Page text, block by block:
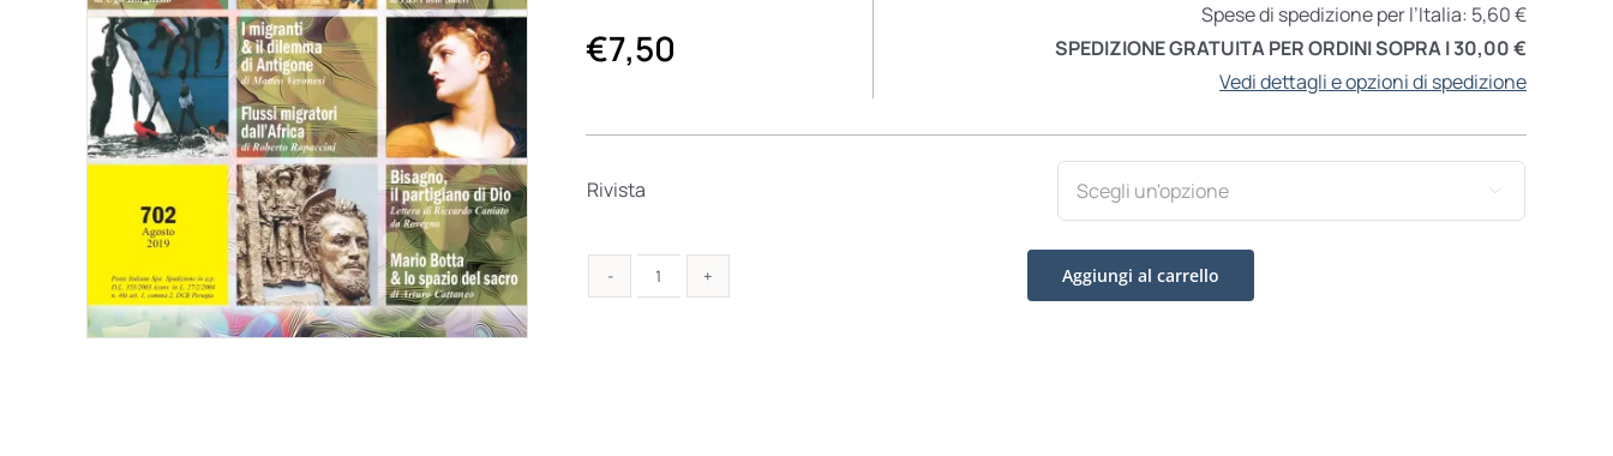
€7,50
Spese di spedizione per l’Italia: 5,60 €
SPEDIZIONE GRATUITA PER ORDINI SOPRA I 30,00 €
Vedi dettagli e opzioni di spedizione
Rivista 
Studi
Aggiungi al carrello